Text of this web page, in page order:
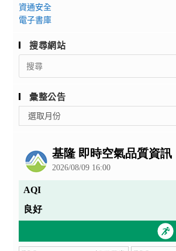
資通安全
電子書庫
搜尋網站
Search
for:
彙整公告
整
選取月份